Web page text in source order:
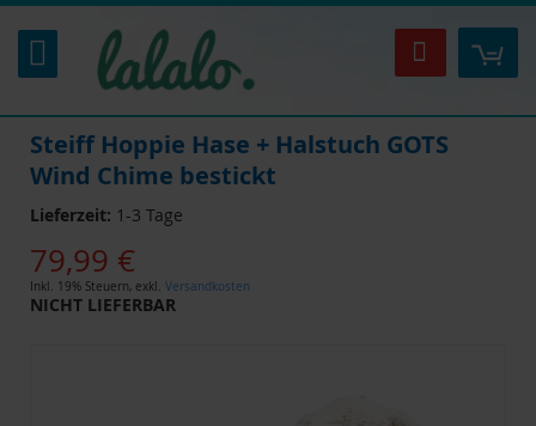
Inhalt
springen
Suche
Steiff Hoppie Hase + Halstuch GOTS
Wind Chime bestickt
Lieferzeit: 1-3 Tage
79,99 €
Inkl. 19% Steuern, exkl. Versandkosten
NICHT LIEFERBAR